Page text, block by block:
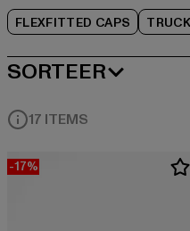
FLEXFITTED CAPS
SORTEER
MEEST POPULAIRE
17 ITEMS
-17%